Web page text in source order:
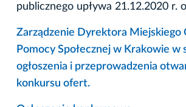
publicznego upływa 21.12.2020 r.
Zarządzenie Dyrektora Miejskiego
Pomocy Społecznej w Krakowie w
ogłoszenia i przeprowadzenia
konkursu ofert.